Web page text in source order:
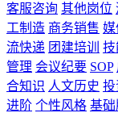
客服咨询 其他岗位
工制造 商务销售 媒
流快递 团建培训 技
管理 会议纪要 SOP
合知识 人文历史 投
进阶 个性风格 基